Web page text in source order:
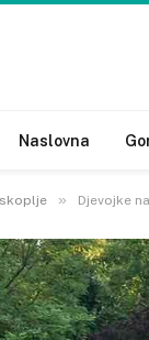
Naslovna
» Djevojke